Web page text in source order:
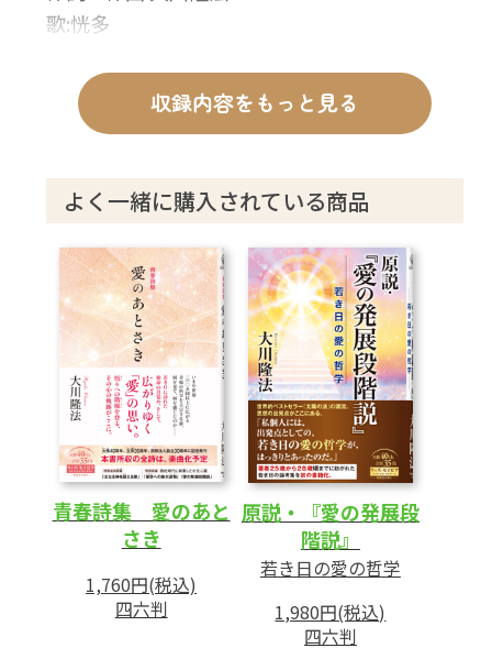
歌:恍多
収録内容をもっと見る
よく一緒に購入されている商品
青春詩集 愛のあと
さき
1,760円(税込)
四六判
原説・『愛の発展段
階説』
若き日の愛の哲学
1,980円(税込)
四六判